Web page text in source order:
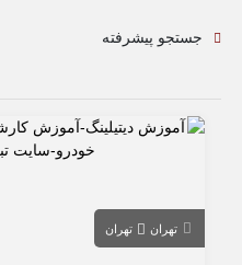
جستجو پیشرفته
تهران تهران